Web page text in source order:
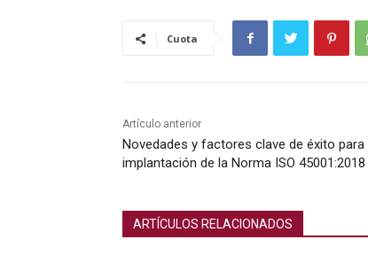
Cuota
Artículo anterior
Novedades y factores clave de éxito para
implantación de la Norma ISO 45001:2018
ARTÍCULOS RELACIONADOS